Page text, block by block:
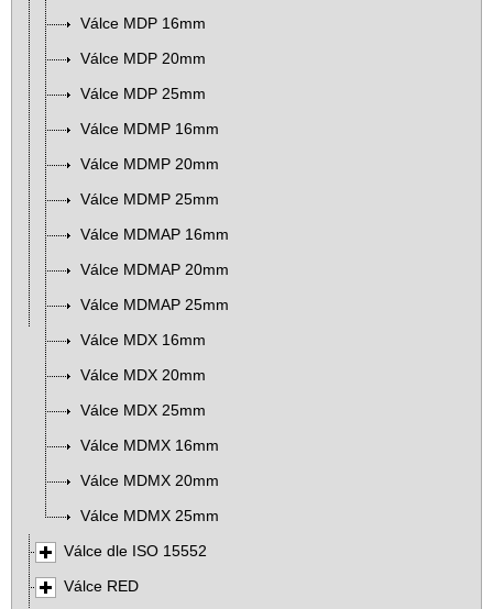
Válce MDP 16mm
Válce MDP 20mm
Válce MDP 25mm
Válce MDMP 16mm
Válce MDMP 20mm
Válce MDMP 25mm
Válce MDMAP 16mm
Válce MDMAP 20mm
Válce MDMAP 25mm
Válce MDX 16mm
Válce MDX 20mm
Válce MDX 25mm
Válce MDMX 16mm
Válce MDMX 20mm
Válce MDMX 25mm
Válce dle ISO 15552
Válce RED